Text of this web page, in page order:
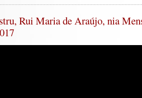
Rui Maria de Araújo, nia